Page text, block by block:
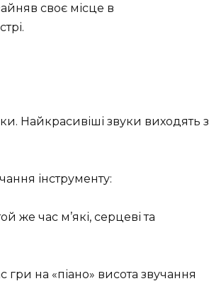
своє місце в
Найкрасивіші звуки виходять з
інструменту:
же час м’які, серцеві та
на «піано» висота звучання